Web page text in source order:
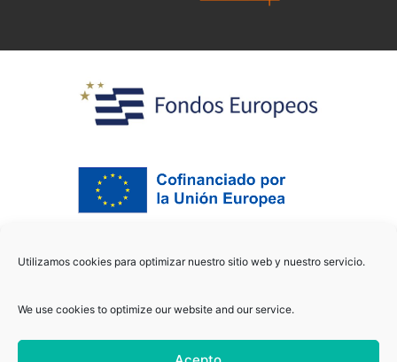
Utilizamos cookies para optimizar nuestro sitio web y nuestro servicio.
We use cookies to optimize our website and our service.